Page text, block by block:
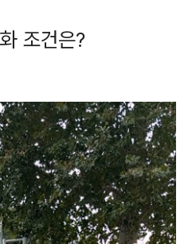
조건은?